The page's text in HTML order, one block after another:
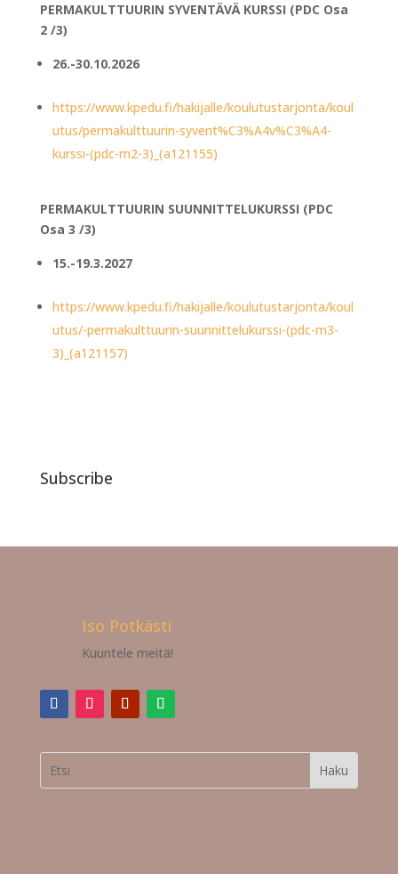
PERMAKULTTUURIN SYVENTÄVÄ KURSSI (PDC Osa
2 /3)
26.-30.10.2026
https://www.kpedu.fi/hakijalle/koulutustarjonta/koul
utus/permakulttuurin-syvent%C3%A4v%C3%A4-
kurssi-(pdc-m2-3)_(a121155)
PERMAKULTTUURIN SUUNNITTELUKURSSI (PDC
Osa 3 /3)
15.-19.3.2027
https://www.kpedu.fi/hakijalle/koulutustarjonta/koul
utus/-permakulttuurin-suunnittelukurssi-(pdc-m3-
3)_(a121157)
Subscribe
Iso Potkästi
Kuuntele meitä!